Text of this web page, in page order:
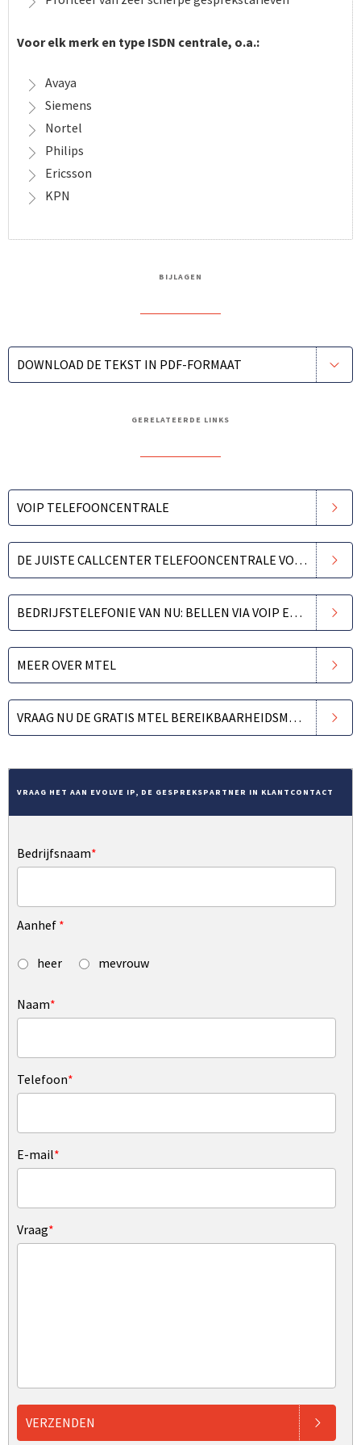
Voor elk merk en type ISDN centrale, o.a.:
Avaya
Siemens
Nortel
Philips
Ericsson
KPN
BIJLAGEN
DOWNLOAD DE TEKST IN PDF-FORMAAT
GERELATEERDE LINKS
VOIP TELEFOONCENTRALE
DE JUISTE CALLCENTER TELEFOONCENTRALE VOOR EEN GOEDE TELEFONISCHE BEREIKBAARHEID
BEDRIJFSTELEFONIE VAN NU: BELLEN VIA VOIP EN INTERNET
MEER OVER MTEL
VRAAG NU DE GRATIS MTEL BEREIKBAARHEIDSMETING AAN
VRAAG HET AAN EVOLVE IP, DE GESPREKSPARTNER IN KLANTCONTACT
Bedrijfsnaam*
Aanhef *
heer mevrouw
Naam*
Telefoon*
E-mail*
Vraag*
VERZENDEN